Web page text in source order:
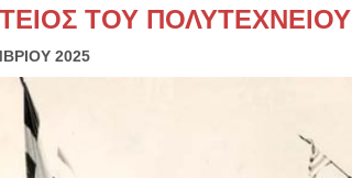
ΤΟΥ ΠΟΛΥΤΕΧΝΕΙΟΥ
2025